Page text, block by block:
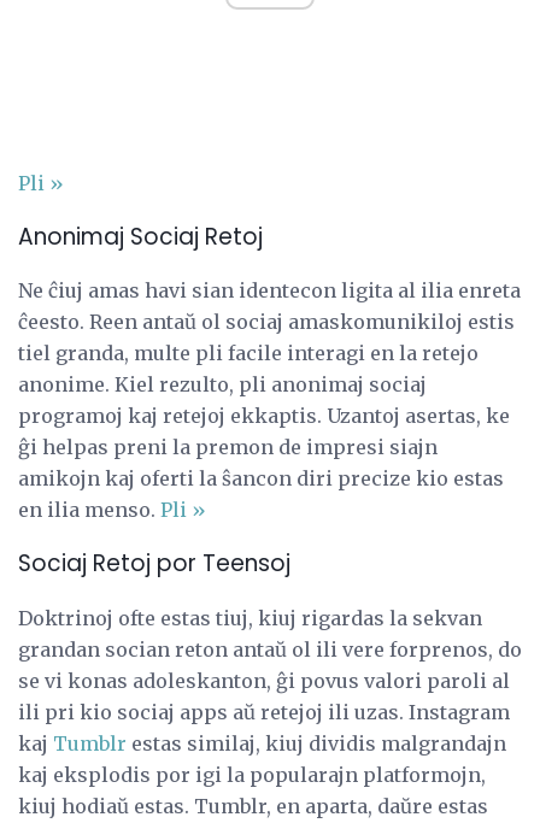
Pli »
Anonimaj Sociaj Retoj
Ne ĉiuj amas havi sian identecon ligita al ilia enreta
ĉeesto. Reen antaŭ ol sociaj amaskomunikiloj estis
tiel granda, multe pli facile interagi en la retejo
anonime. Kiel rezulto, pli anonimaj sociaj
programoj kaj retejoj ekkaptis. Uzantoj asertas, ke
ĝi helpas preni la premon de impresi siajn
amikojn kaj oferti la ŝancon diri precize kio estas
en ilia menso. Pli »
Sociaj Retoj por Teensoj
Doktrinoj ofte estas tiuj, kiuj rigardas la sekvan
grandan socian reton antaŭ ol ili vere forprenos, do
se vi konas adoleskanton, ĝi povus valori paroli al
ili pri kio sociaj apps aŭ retejoj ili uzas. Instagram
kaj Tumblr estas similaj, kiuj dividis malgrandajn
kaj eksplodis por igi la popularajn platformojn,
kiuj hodiaŭ estas. Tumblr, en aparta, daŭre estas